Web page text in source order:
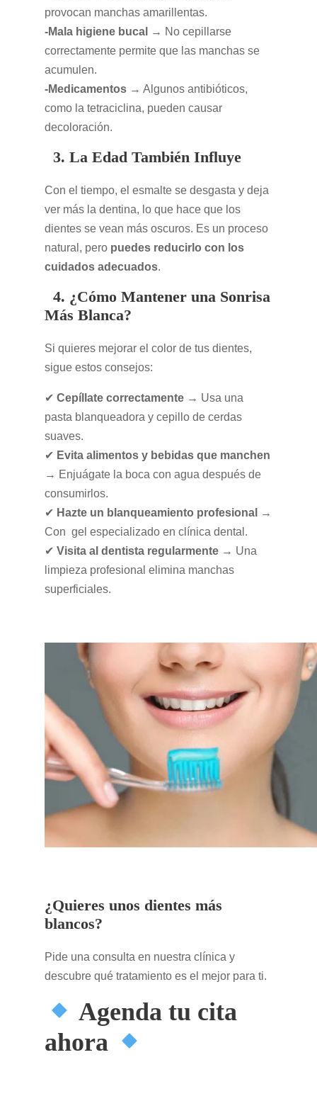
provocan manchas amarillentas.
-Mala higiene bucal
→ No cepillarse
correctamente permite que las manchas se
acumulen.
-Medicamentos → Algunos antibióticos,
como la tetraciclina, pueden causar
decoloración.
3. La Edad También Influye
Con el tiempo, el esmalte se desgasta y deja
ver más la dentina, lo que hace que los
dientes se vean más oscuros. Es un proceso
natural, pero puedes reducirlo con los
cuidados adecuados.
4. ¿Cómo Mantener una Sonrisa
Más Blanca?
Si quieres mejorar el color de tus dientes,
sigue estos consejos:
✔ Cepíllate correctamente → Usa una
pasta blanqueadora y cepillo de cerdas
suaves.
✔ Evita alimentos y bebidas que manchen
→ Enjuágate la boca con agua después de
consumirlos.
✔ Hazte un blanqueamiento profesional
→
Con gel especializado en clínica dental.
✔ Visita al dentista regularmente → Una
limpieza profesional elimina manchas
superficiales.
¿Quieres unos dientes más
blancos?
Pide una consulta en nuestra clínica y
descubre qué tratamiento es el mejor para ti.
Agenda tu cita
ahora